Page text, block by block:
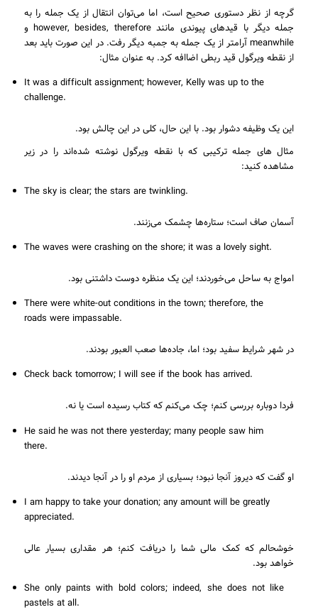
گرچه از نظر دستوری صحیح است، اما می‌توان انتقال از یک جمله را به
جمله دیگر با قیدهای پیوندی مانند however, besides, therefore و
meanwhile آرامتر از یک جمله به جمبه دیگر رفت. در این صورت باید بعد
از نقطه ویرگول قید ربطی اضاافه کرد. به عنوان مثال:
It was a difficult assignment; however, Kelly was up to the
challenge.
این یک وظیفه دشوار بود. با این حال، کلی در این چالش بود.
مثال های جمله ترکیبی که با نقطه ویرگول نوشته شده‌اند را در زیر
مشاهده کنید:
The sky is clear; the stars are twinkling.
آسمان صاف است؛ ستاره‌ها چشمک می‌زنند.
The waves were crashing on the shore; it was a lovely sight.
امواج به ساحل می‌خوردند؛ این یک منظره دوست داشتنی بود.
There were white-out conditions in the town; therefore, the
roads were impassable.
در شهر شرایط سفید بود؛ اما، جاده‌ها صعب العبور بودند.
Check back tomorrow; I will see if the book has arrived.
فردا دوباره بررسی کنم؛ چک می‌کنم که کتاب رسیده است یا نه.
He said he was not there yesterday; many people saw him
there.
او گفت که دیروز آنجا نبود؛ بسیاری از مردم او را در آنجا دیدند.
I am happy to take your donation; any amount will be greatly
appreciated.
خوشحالم که کمک مالی شما را دریافت کنم؛ هر مقداری بسیار عالی
خواهد بود.
She only paints with bold colors; indeed, she does not like
pastels at all.